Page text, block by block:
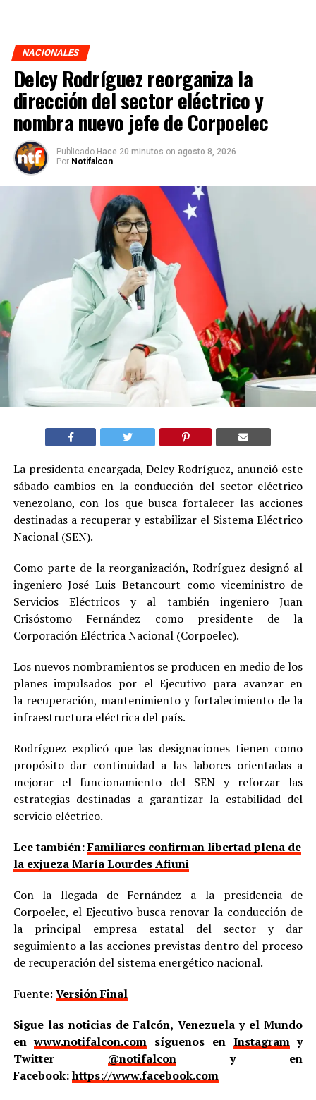
NACIONALES
Delcy Rodríguez reorganiza la
dirección del sector eléctrico y
nombra nuevo jefe de Corpoelec
Publicado Hace 20 minutos on agosto 8, 2026
Por Notifalcon
La presidenta encargada, Delcy Rodríguez, anunció este
sábado cambios en la conducción del sector eléctrico
venezolano, con los que busca fortalecer las acciones
destinadas a recuperar y estabilizar el Sistema Eléctrico
Nacional (SEN).
Como parte de la reorganización, Rodríguez designó al
ingeniero José Luis Betancourt como viceministro de
Servicios Eléctricos y al también ingeniero Juan
Crisóstomo Fernández como presidente de la
Corporación Eléctrica Nacional (Corpoelec).
Los nuevos nombramientos se producen en medio de los
planes impulsados por el Ejecutivo para avanzar en
la recuperación, mantenimiento y fortalecimiento de la
infraestructura eléctrica del país.
Rodríguez explicó que las designaciones tienen como
propósito dar continuidad a las labores orientadas a
mejorar el funcionamiento del SEN y reforzar las
estrategias destinadas a garantizar la estabilidad del
servicio eléctrico.
Lee también:Familiares confirman libertad plena de
la exjueza María Lourdes Afiuni
Con la llegada de Fernández a la presidencia de
Corpoelec, el Ejecutivo busca renovar la conducción de
la principal empresa estatal del sector y dar
seguimiento a las acciones previstas dentro del proceso
de recuperación del sistema energético nacional.
Fuente: Versión Final
Sigue las noticias de Falcón, Venezuela y el Mundo
enwww.notifalcon.com síguenos en Instagramy
Twitter @notifalcony en
Facebook:https://www.facebook.com